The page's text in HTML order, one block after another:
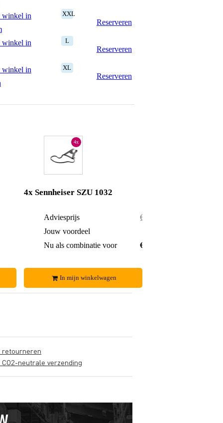
winkel in
XXL
Reserveren
winkel in
L
Reserveren
winkel in
XL
Reserveren
4x
4x Sennheiser SZU 1032
Adviesprijs
€ 140,-
Jouw voordeel
Nu als combinatie voor
€ 128,-
In mijn winkelwagen
retourneren
CO2-neutrale verzending